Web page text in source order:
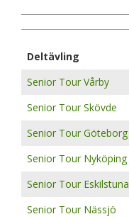
Deltävling
Senior Tour Vårby
Senior Tour Skövde
Senior Tour Göteborg
Senior Tour Nyköping
Senior Tour Eskilstuna
Senior Tour Nässjö